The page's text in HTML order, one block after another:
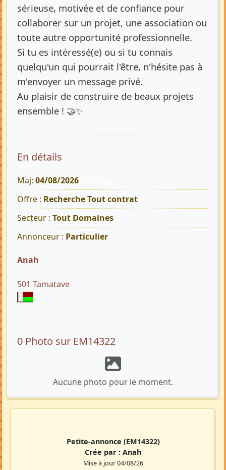
sérieuse, motivée et de confiance pour
collaborer sur un projet, une association ou
toute autre opportunité professionnelle.
Si tu es intéressé(e) ou si tu connais
quelqu'un qui pourrait l'être, n'hésite pas à
m'envoyer un message privé.
Au plaisir de construire de beaux projets
ensemble ! 🤝✨
En détails
Maj: 04/08/2026
Offre : Recherche Tout contrat
Secteur : Tout Domaines
Annonceur : Particulier
Anah
501 Tamatave
0 Photo sur EM14322
Aucune photo pour le moment.
Petite-annonce (EM14322)
Crée par : Anah
Mise à jour 04/08/26